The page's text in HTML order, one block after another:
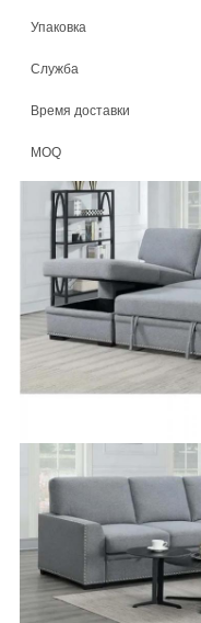
Упаковка
Служба
Время доставки
MOQ